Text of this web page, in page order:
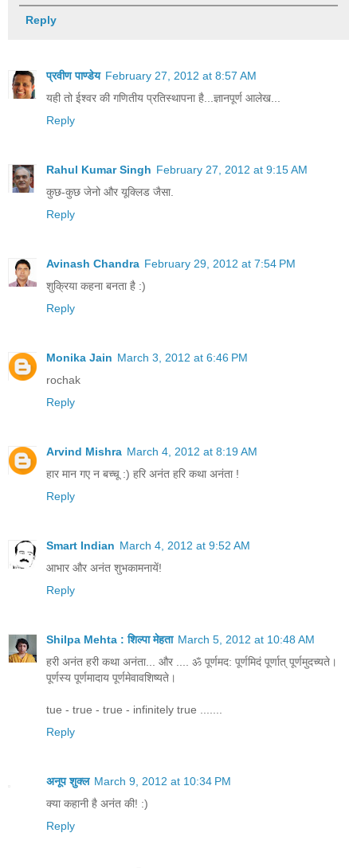
Reply
प्रवीण पाण्डेय February 27, 2012 at 8:57 AM
यही तो ईश्वर की गणितीय प्रतिस्थापना है...ज्ञानपूर्ण आलेख...
Reply
Rahul Kumar Singh February 27, 2012 at 9:15 AM
कुछ-कुछ जेनो और यूक्लिड जैसा.
Reply
Avinash Chandra February 29, 2012 at 7:54 PM
शुक्रिया कहना बनता है :)
Reply
Monika Jain March 3, 2012 at 6:46 PM
rochak
Reply
Arvind Mishra March 4, 2012 at 8:19 AM
हार मान गए न बच्चू :) हरि अनंत हरि कथा अनंता !
Reply
Smart Indian March 4, 2012 at 9:52 AM
आभार और अनंत शुभकामनायें!
Reply
Shilpa Mehta : शिल्पा मेहता March 5, 2012 at 10:48 AM
हरी अनंत हरी कथा अनंता... और .... ॐ पूर्णमद: पूर्णमिदं पूर्णात् पूर्णमुदच्यते।
पूर्णस्य पूर्णमादाय पूर्णमेवावशिष्यते।
tue - true - true - infinitely true .......
Reply
अनूप शुक्ल March 9, 2012 at 10:34 PM
क्या कहानी है अनंत की! :)
Reply